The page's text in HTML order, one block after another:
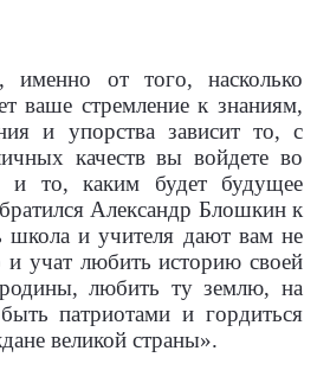
именно от того, насколько
ваше стремление к знаниям,
и упорства зависит то, с
качеств вы войдете во
и то, каким будет будущее
Александр Блошкин к
и учителя дают вам не
и учат любить историю своей
любить ту землю, на
патриотами и гордиться
великой страны».